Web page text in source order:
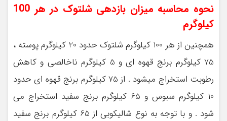
نحوه محاسبه میزان بازدهی شلتوک در هر 100
کیلوگرم
همچنین از هر 100 کیلوگرم شلتوک حدود 20 کیلوگرم پوسته ،
75 کیلوگرم برنج قهوه ای و 5 کیلوگرم ناخالصی و کاهش
رطوبت استخراج میشود . از 75 کیلوگرم برنج قهوه ای حدود
10 کیلوگرم سبوس و 65 کیلوگرم برنج سفید استخراج می
شود . و با توجه به نوع شالیکوبی از 65 کیلوگرم برنج سفید